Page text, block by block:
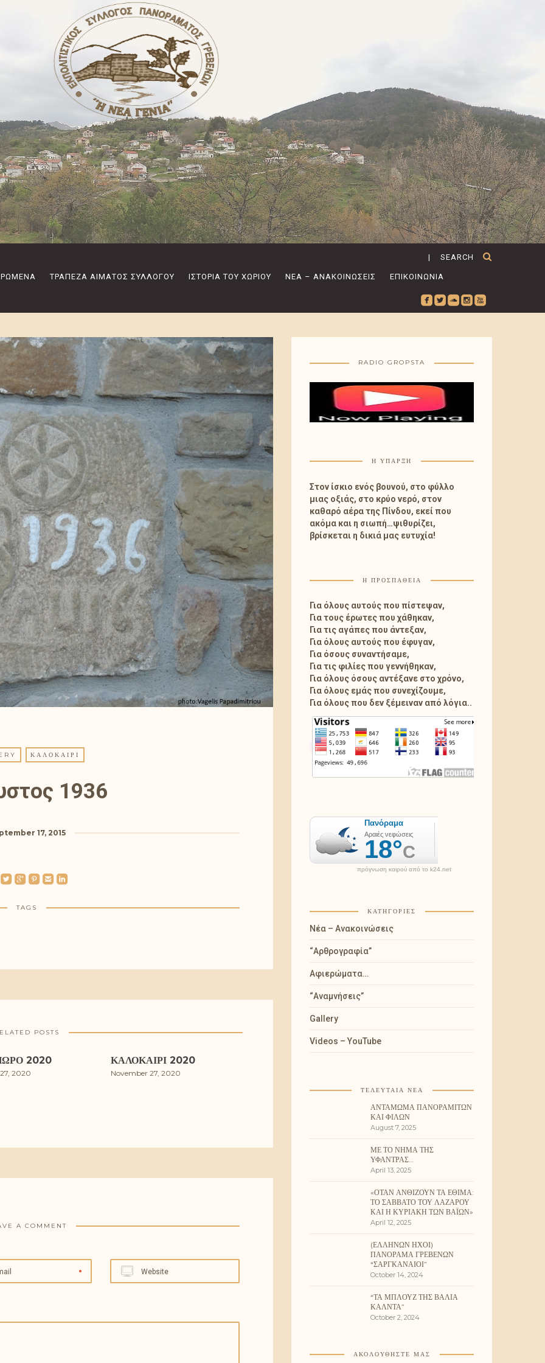
| SEARCH
ΤΡΆΠΕΖΑ ΑΊΜΑΤΟΣ ΣΥΛΛΌΓΟΥ ΙΣΤΟΡΊΑ ΤΟΥ ΧΩΡΙΟΎ ΝΈΑ – ΑΝΑΚΟΙΝΏΣΕΙΣ ΕΠΙΚΟΙΝΩΝΊΑ
roundedfacebookroundedtwitterbirdroundedsoundcloudroundedinstagramroundedyoutube
ΚΑΛΟΚΑΊΡΙ
1936
17, 2015
roundedtwitterbird roundedgoogleplus roundedpinterest roundedemail roundedlinkedin
TAGS
POSTS
2020
2020
ΚΑΛΟΚΑΊΡΙ 2020
November 27, 2020
A COMMENT
Website
RADIO GROPSTA
Η ΎΠΑΡΞΗ
Στον ίσκιο ενός βουνού, στο φύλλο
μιας οξιάς, στο κρύο νερό, στον
καθαρό αέρα της Πίνδου, εκεί που
ακόμα και η σιωπή…ψιθυρίζει,
βρίσκεται η δικιά μας ευτυχία!
Η ΠΡΟΣΠΑΘΕΙΑ
Για όλους αυτούς που πίστεψαν,
Για τους έρωτες που χάθηκαν,
Για τις αγάπες που άντεξαν,
Για όλους αυτούς που έφυγαν,
Για όσους συναντήσαμε,
Για τις φιλίες που γεννήθηκαν,
Για όλους όσους αντέξανε στο χρόνο,
Για όλους εμάς που συνεχίζουμε,
Για όλους που δεν ξέμειναν από λόγια..
πρόγνωση καιρού από το k24.net
ΚΑΤΗΓΟΡΊΕΣ
Νέα – Ανακοινώσεις
“Αρθρογραφία”
Αφιερώματα…
“Αναμνήσεις”
Gallery
Videos – YouTube
ΤΕΛΕΥΤΑΊΑ ΝΈΑ
ΑΝΤΆΜΩΜΑ ΠΑΝΟΡΑΜΙΤΏΝ
ΚΑΙ ΦΊΛΩΝ
August 7, 2025
ΜΕ ΤΟ ΝΉΜΑ ΤΗΣ
ΥΦΆΝΤΡΑΣ…
April 13, 2025
«ΌΤΑΝ ΑΝΘΊΖΟΥΝ ΤΑ ΈΘΙΜΑ:
ΤΟ ΣΆΒΒΑΤΟ ΤΟΥ ΛΑΖΆΡΟΥ
ΚΑΙ Η ΚΥΡΙΑΚΉ ΤΩΝ ΒΑΪ́ΩΝ»
April 12, 2025
(ΕΛΛΉΝΩΝ ΉΧΟΙ)
ΠΑΝΌΡΑΜΑ ΓΡΕΒΕΝΏΝ
“ΣΑΡΓΚΑΝΑΊΟΙ”
October 14, 2024
“ΤΑ ΜΠΛΟΥΖ ΤΗΣ ΒΆΛΙΑ
ΚΆΛΝΤΑ”
October 2, 2024
ΑΚΟΛΟΥΘΉΣΤΕ ΜΑΣ